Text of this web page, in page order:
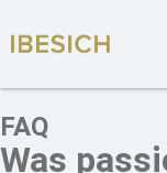
FAQ
Was